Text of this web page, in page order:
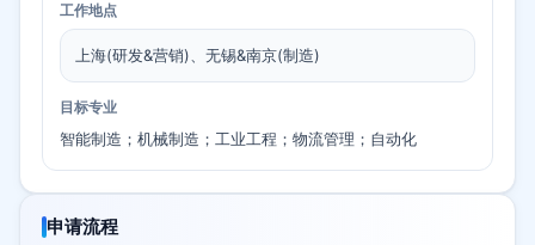
工作地点
上海(研发&营销)、无锡&南京(制造)
目标专业
智能制造；机械制造；工业工程；物流管理；自动化
申请流程